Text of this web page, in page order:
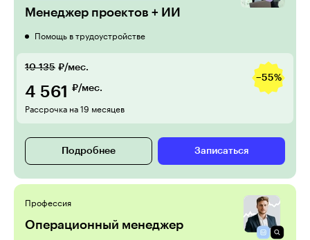
Менеджер проектов + ИИ
Помощь в трудоустройстве
10 135 ₽/мес.
−55%
4 561 ₽/мес.
Рассрочка на 19 месяцев
Подробнее Записаться
Профессия
Операционный менеджер